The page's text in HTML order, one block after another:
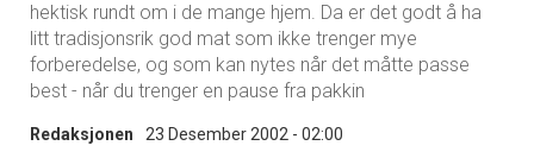
hektisk rundt om i de mange hjem. Da er det godt å ha
litt tradisjonsrik god mat som ikke trenger mye
forberedelse, og som kan nytes når det måtte passe
best - når du trenger en pause fra pakkin
Redaksjonen 23 Desember 2002 - 02:00